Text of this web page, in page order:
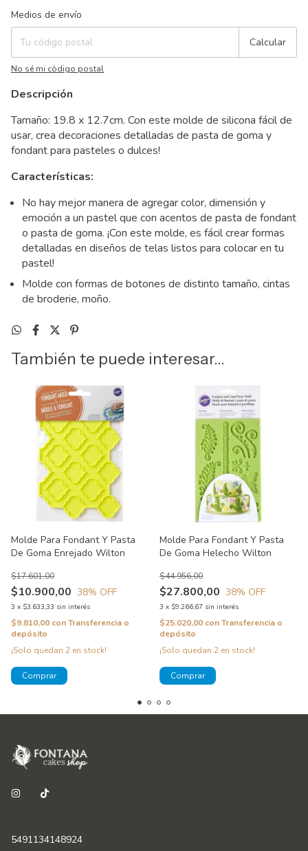
Entregas para el CP:
Medios de envío
Calcular
No sé mi código postal
Descripción
Tamaño: 19.8 x 12.7cm. Con este molde de silicona fácil de
usar, crea decoraciones detalladas de pasta de goma y
fondant para pasteles o dulces!
Características:
No hay mejor manera de agregar color, dimensión y
emoción a un pastel que con acentos de pasta de fondant
o pasta de goma. ¡Con este molde, es fácil crear formas
detalladas en diseños de telas listos para colocar en tu
pastel!
Molde con formas de botones de distinto tamaño, cintas
de broderie, moño.
También te puede interesar...
Molde Para Fondant Y Pasta
De Goma Enrejado Wilton
$10.900,00
$17.601,00
38% OFF
3 x $3.633,33 sin interés
$9.810,00 conTransferencia o
depósito
¡Solo quedan 2 en stock!
Molde Para Fondant Y Pasta
De Goma Helecho Wilton
$27.800,00
$44.956,00
38% OFF
3 x $9.266,67 sin interés
$25.020,00 conTransferencia o
depósito
¡Solo quedan 2 en stock!
5491134148924